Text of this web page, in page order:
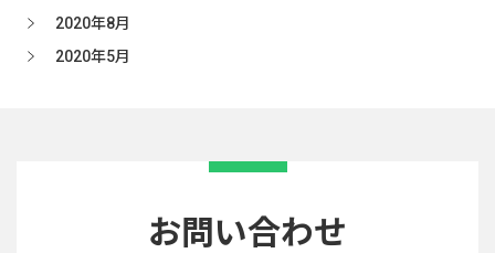
2020年8月
2020年5月
お問い合わせ